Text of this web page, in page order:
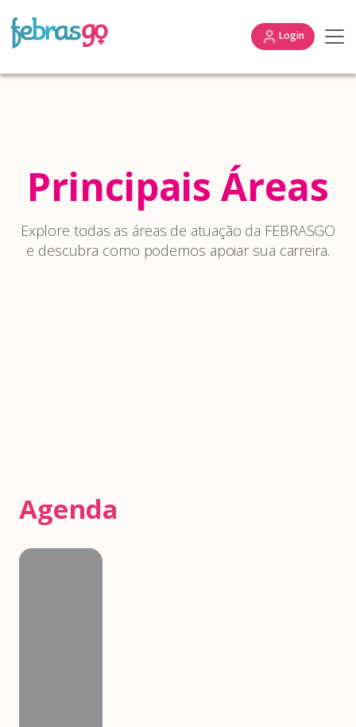
Login
Principais Áreas
Explore todas as áreas de atuação da FEBRASGO
e descubra como podemos apoiar sua carreira.
Agenda